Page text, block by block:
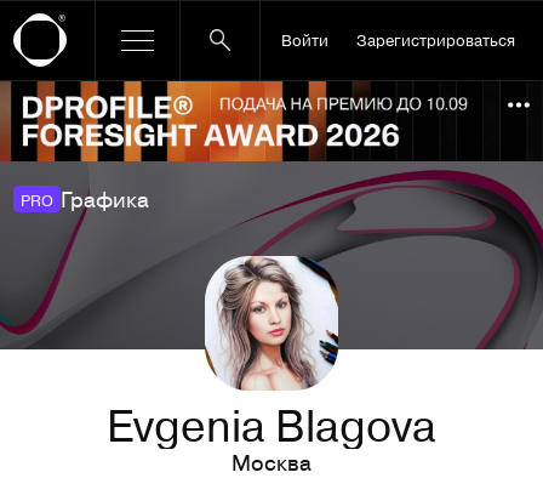
Войти Зарегистрироваться
Ссылка баннера
PRO Графика
Evgenia Blagova
Москва